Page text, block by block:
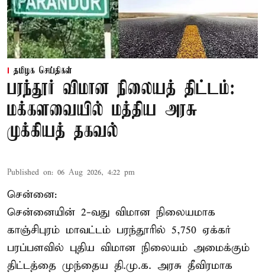
தமிழக செய்திகள்
பரந்தூர் விமான நிலையத் திட்டம்:
மக்களவையில் மத்திய அரசு
முக்கியத் தகவல்
Published on: 06 Aug 2026, 4:22 pm
சென்னை:
சென்னையின் 2-வது விமான நிலையமாக
காஞ்சிபுரம் மாவட்டம் பரந்தூரில் 5,750 ஏக்கர்
பரப்பளவில் புதிய விமான நிலையம் அமைக்கும்
திட்டத்தை முந்தைய தி.மு.க. அரசு தீவிரமாக